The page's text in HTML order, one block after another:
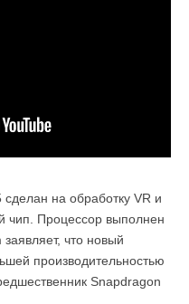
на обработку VR и
чип. Процессор выполнен
что новый
производительностью
Snapdragon